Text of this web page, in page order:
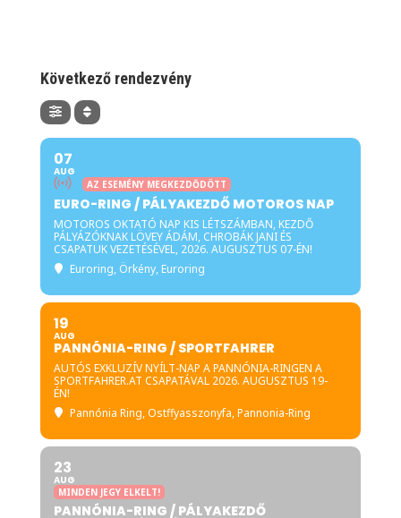
Következő rendezvény
07
AUG
AZ ESEMÉNY MEGKEZDŐDÖTT
EURO-RING / PÁLYAKEZDŐ MOTOROS NAP
MOTOROS OKTATÓ NAP KIS LÉTSZÁMBAN, KEZDŐ
PÁLYÁZÓKNAK LÖVEY ÁDÁM, CHROBÁK JANI ÉS
CSAPATUK VEZETÉSÉVEL, 2026. AUGUSZTUS 07-ÉN!
Euroring, Örkény, Euroring
19
AUG
PANNÓNIA-RING / SPORTFAHRER
AUTÓS EXKLUZÍV NYÍLT-NAP A PANNÓNIA-RINGEN A
SPORTFAHRER.AT CSAPATÁVAL 2026. AUGUSZTUS 19-
ÉN!
Pannónia Ring, Ostffyasszonyfa, Pannonia-Ring
23
AUG
MINDEN JEGY ELKELT!
PANNÓNIA-RING / PÁLYAKEZDŐ